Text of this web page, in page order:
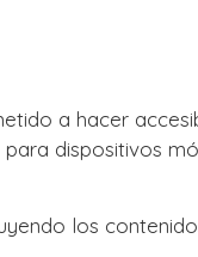
a hacer
dispositivos
los